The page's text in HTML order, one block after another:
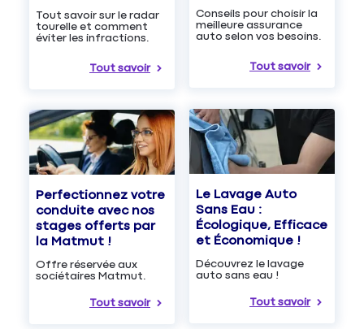
Tout savoir sur le radar
tourelle et comment
éviter les infractions.
Tout savoir
Conseils pour choisir la
meilleure assurance
auto selon vos besoins.
Tout savoir
Perfectionnez votre
conduite avec nos
stages offerts par
la Matmut !
Offre réservée aux
sociétaires Matmut.
Tout savoir
Le Lavage Auto
Sans Eau :
Écologique, Efficace
et Économique !
Découvrez le lavage
auto sans eau !
Tout savoir